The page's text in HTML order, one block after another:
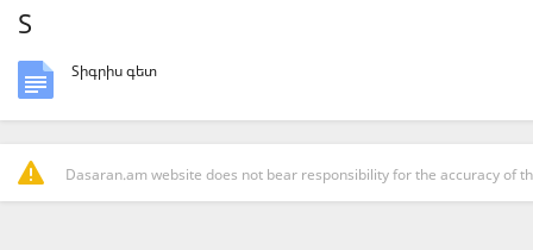
Տ
Տիգրիս գետ
Dasaran.am website does not bear responsibility for the accuracy of